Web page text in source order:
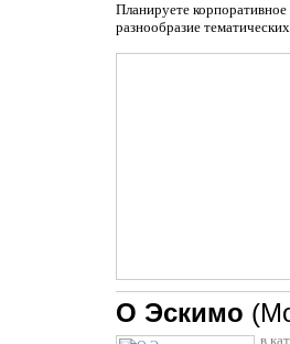
Планируете
разнообразие
О Эскимо
в